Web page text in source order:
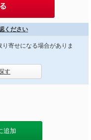
ください
寄せになる場合がありま
す
追加